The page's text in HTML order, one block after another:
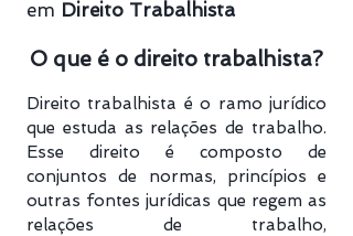
em Direito Trabalhista
O que é o direito trabalhista?
Direito trabalhista é o ramo jurídico
que estuda as relações de trabalho.
Esse direito é composto de
conjuntos de normas, princípios e
outras fontes jurídicas que regem as
relações de trabalho,